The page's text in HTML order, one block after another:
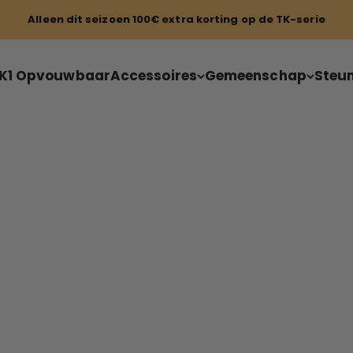
Alleen dit seizoen 100€ extra korting op de TK-serie
OpvouwbaarAccessoires Gemeenschap